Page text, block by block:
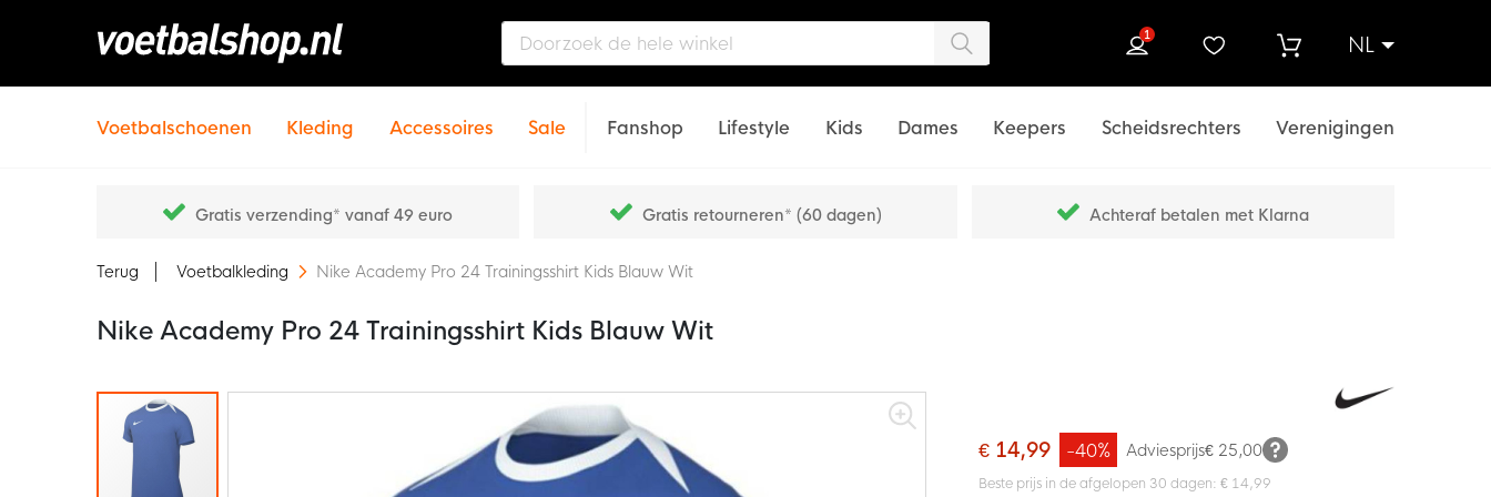
NL
1
Voetbalschoenen Kleding Accessoires Sale Fanshop Lifestyle Kids Dames Keepers Scheidsrechters Verenigingen
Gratis verzending* vanaf 49 euro Gratis retourneren* (60 dagen) Achteraf betalen met Klarna
Terug Voetbalkleding Nike Academy Pro 24 Trainingsshirt Kids Blauw Wit
Nike Academy Pro 24 Trainingsshirt Kids Blauw Wit
Ga
€ 14,99 Adviesprijs€ 25,00
-40%
Beste prijs in de afgelopen 30 dagen: € 14,99